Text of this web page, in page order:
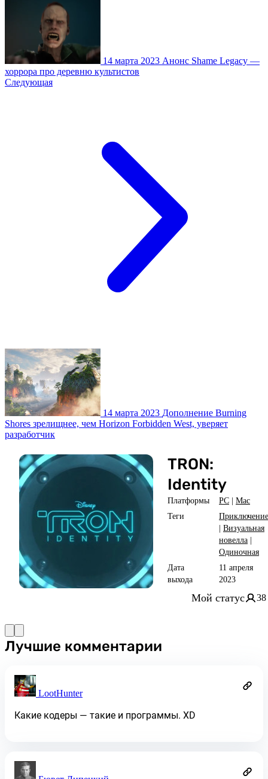
14 марта 2023 Анонс Shame Legacy —
хоррора про деревню культистов
Следующая
14 марта 2023 Дополнение Burning
Shores зрелищнее, чем Horizon Forbidden West, уверяет
разработчик
TRON:
Identity
Платформы PC | Mac
Теги
Приключение
| Визуальная
новелла |
Одиночная
Дата
выхода
11 апреля
2023
Мой статус 38
Лучшие комментарии
LootHunter
Какие кодеры — такие и программы. XD